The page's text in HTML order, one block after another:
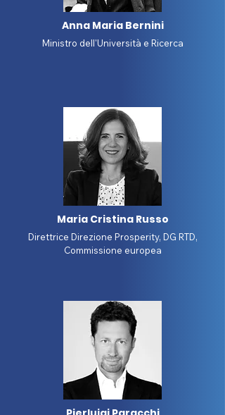
Anna Maria Bernini
Ministro dell'Università e Ricerca
Maria Cristina Russo
Direttrice Direzione Prosperity, DG RTD,
Commissione europea